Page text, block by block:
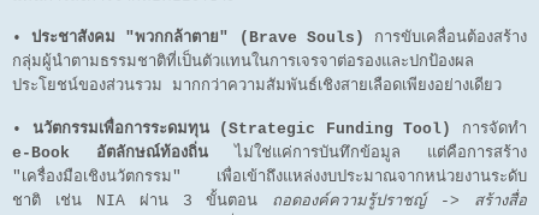
•ประชาสังคม "พวกกล้าตาย" (Brave Souls)
การขับเคลื่อนต้องสร้าง
กลุ่มผู้นำตามธรรมชาติที่เป็นตัวแทนในการเจรจาต่อรองและปกป้องผล
ประโยชน์ของส่วนรวม มากกว่าความสัมพันธ์เชิงสายเลือดเพียงอย่างเดียว
• นวัตกรรมเพื่อการระดมทุน (Strategic Funding Tool)
การจัดทำ
e-Book อัตลักษณ์ท้องถิ่น ไม่ใช่แค่การบันทึกข้อมูล แต่คือการสร้าง
"เครื่องมือเชิงนวัตกรรม" เพื่อเข้าถึงแหล่งงบประมาณจากหน่วยงานระดับ
ชาติ เช่น NIA ผ่าน 3 ขั้นตอน ถอดองค์ความรู้ปราชญ์ -> สร้างสื่อ